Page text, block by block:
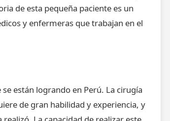
de esta pequeña paciente es un
y enfermeras que trabajan en el
están logrando en Perú. La cirugía
de gran habilidad y experiencia, y